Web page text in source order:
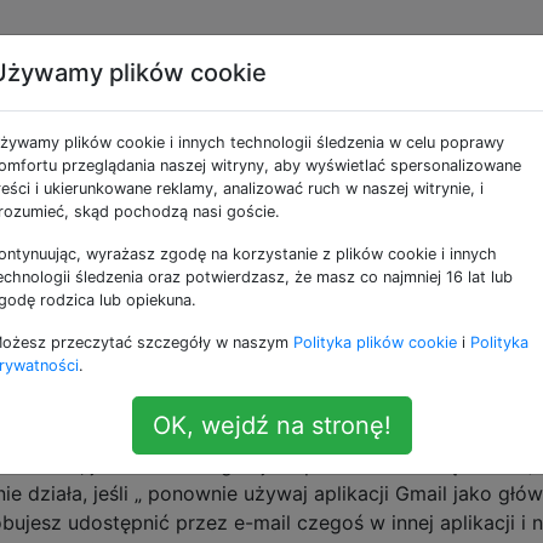
Poczta iOS z
weryfikacji
się za każdym razem, gdy modyfikuję ustawienia
lub konfiguruję nowy telefon. Zadałem to pytanie Google
że mam kwalifikacje, by zadać to sobie.
domyślne konto aplikacji Poczta i używasz
działać, jeśli nie skonfigurujesz prawidłowo urządzenia (a
działa, jeśli „ ponownie używaj aplikacji Gmail jako
udostępnić przez e-mail czegoś w innej aplikacji i
plików cookie
plików cookie i innych technologii śledzenia w celu poprawy
przeglądania naszej witryny, aby wyświetlać spersonalizowane
i ukierunkowane reklamy, analizować ruch w naszej witrynie, i
skąd pochodzą nasi goście.
wyrażasz zgodę na korzystanie z plików cookie i innych
śledzenia oraz potwierdzasz, że masz co najmniej 16 lat lub
rodzica lub opiekuna.
przeczytać szczegóły w naszym Polityka plików cookie i Polityka
.
OK, wejdź na stronę!